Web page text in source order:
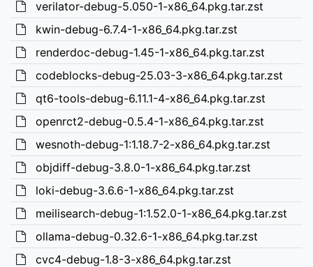
verilator-debug-5.050-1-x86_64.pkg.tar.zst
kwin-debug-6.7.4-1-x86_64.pkg.tar.zst
renderdoc-debug-1.45-1-x86_64.pkg.tar.zst
codeblocks-debug-25.03-3-x86_64.pkg.tar.zst
qt6-tools-debug-6.11.1-4-x86_64.pkg.tar.zst
openrct2-debug-0.5.4-1-x86_64.pkg.tar.zst
wesnoth-debug-1:1.18.7-2-x86_64.pkg.tar.zst
objdiff-debug-3.8.0-1-x86_64.pkg.tar.zst
loki-debug-3.6.6-1-x86_64.pkg.tar.zst
meilisearch-debug-1:1.52.0-1-x86_64.pkg.tar.zst
ollama-debug-0.32.6-1-x86_64.pkg.tar.zst
cvc4-debug-1.8-3-x86_64.pkg.tar.zst